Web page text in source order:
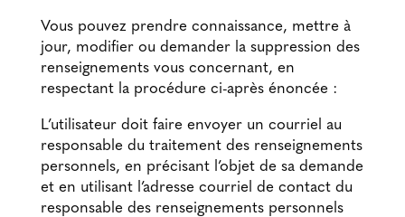
Vous pouvez prendre connaissance, mettre à
jour, modifier ou demander la suppression des
renseignements vous concernant, en
respectant la procédure ci-après énoncée :
L’utilisateur doit faire envoyer un courriel au
responsable du traitement des renseignements
personnels, en précisant l’objet de sa demande
et en utilisant l’adresse courriel de contact du
responsable des renseignements personnels